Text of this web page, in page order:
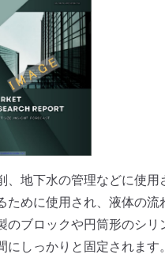
地下水の管理などに使
めに使用され、液体の
ブロックや円筒形のシ
しっかりと固定されます。